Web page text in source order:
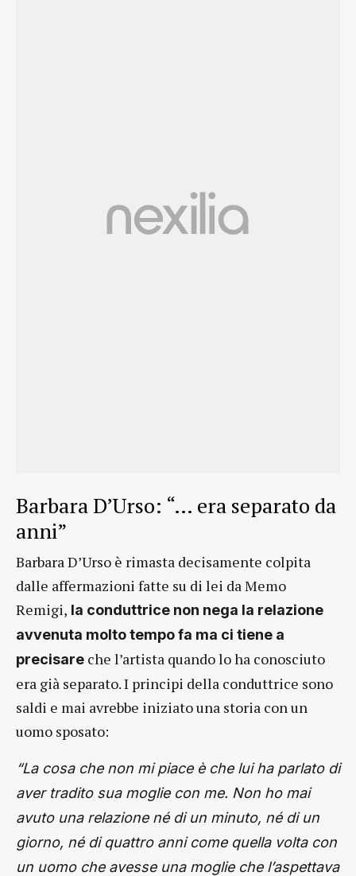
Barbara D’Urso: “… era separato da
anni”
Barbara D’Urso è rimasta decisamente colpita
dalle affermazioni fatte su di lei da Memo
Remigi, la conduttrice non nega la relazione
avvenuta molto tempo fa ma ci tiene a
precisare che l’artista quando lo ha conosciuto
era già separato. I principi della conduttrice sono
saldi e mai avrebbe iniziato una storia con un
uomo sposato:
“La cosa che non mi piace è che lui ha parlato di
aver tradito sua moglie con me. Non ho mai
avuto una relazione né di un minuto, né di un
giorno, né di quattro anni come quella volta con
un uomo che avesse una moglie che l’aspettava